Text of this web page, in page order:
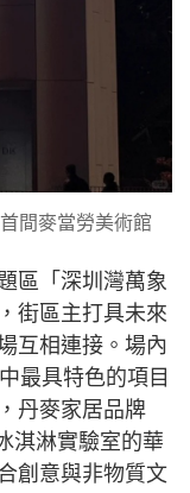
間麥當勞美術館
區「深圳灣萬象
街區主打具未來
互相連接。場內
最具特色的項目
丹麥家居品牌
淇淋實驗室的華
創意與非物質文